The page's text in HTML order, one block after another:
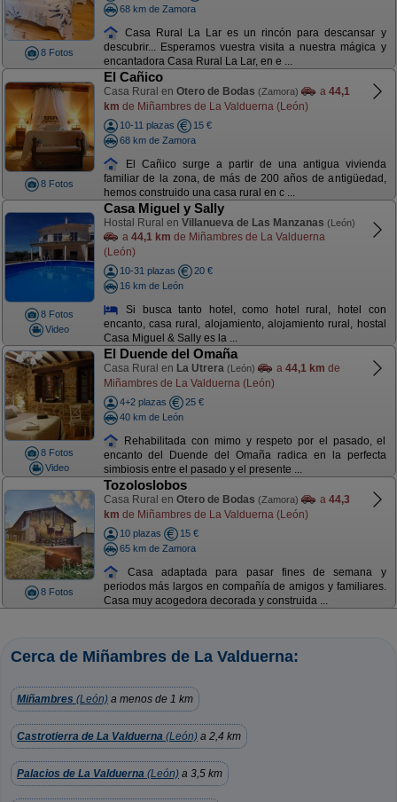
8 Fotos
68 km de Zamora
Casa Rural La Lar es un rincón para descansar y
descubrir... Esperamos vuestra visita a nuestra mágica y
encantadora Casa Rural La Lar, en e ...
8 Fotos
El Cañico
Casa Rural en Otero de Bodas (Zamora) a 44,1
km de Miñambres de La Valduerna (León)
10-11 plazas
15 €
68 km de Zamora
El Cañico surge a partir de una antigua vivienda
familiar de la zona, de más de 200 años de antigüedad,
hemos construido una casa rural en c ...
8 Fotos
Video
Casa Miguel y Sally
Hostal Rural en Villanueva de Las Manzanas (León)
a 44,1 km de Miñambres de La Valduerna
(León)
10-31 plazas
20 €
16 km de León
Si busca tanto hotel, como hotel rural, hotel con
encanto, casa rural, alojamiento, alojamiento rural, hostal
Casa Miguel & Sally es la ...
8 Fotos
Video
El Duende del Omaña
Casa Rural en La Utrera (León) a 44,1 km de
Miñambres de La Valduerna (León)
4+2 plazas
25 €
40 km de León
Rehabilitada con mimo y respeto por el pasado, el
encanto del Duende del Omaña radica en la perfecta
simbiosis entre el pasado y el presente ...
8 Fotos
Tozoloslobos
Casa Rural en Otero de Bodas (Zamora) a 44,3
km de Miñambres de La Valduerna (León)
10 plazas
15 €
65 km de Zamora
Casa adaptada para pasar fines de semana y
periodos más largos en compañía de amigos y familiares.
Casa muy acogedora decorada y construida ...
Cerca de Miñambres de La Valduerna:
Miñambres (León) a menos de 1 km
Castrotierra de La Valduerna (León) a 2,4 km
Palacios de La Valduerna (León) a 3,5 km